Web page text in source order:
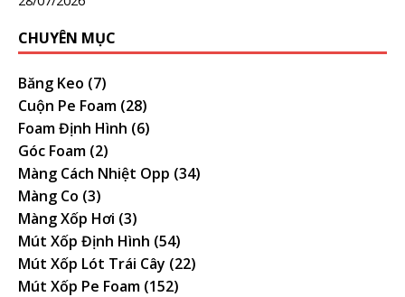
CHUYÊN MỤC
Băng Keo (7)
Cuộn Pe Foam (28)
Foam Định Hình (6)
Góc Foam (2)
Màng Cách Nhiệt Opp (34)
Màng Co (3)
Màng Xốp Hơi (3)
Mút Xốp Định Hình (54)
Mút Xốp Lót Trái Cây (22)
Mút Xốp Pe Foam (152)